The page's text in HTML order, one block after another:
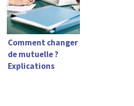
Comment changer
de mutuelle ?
Explications